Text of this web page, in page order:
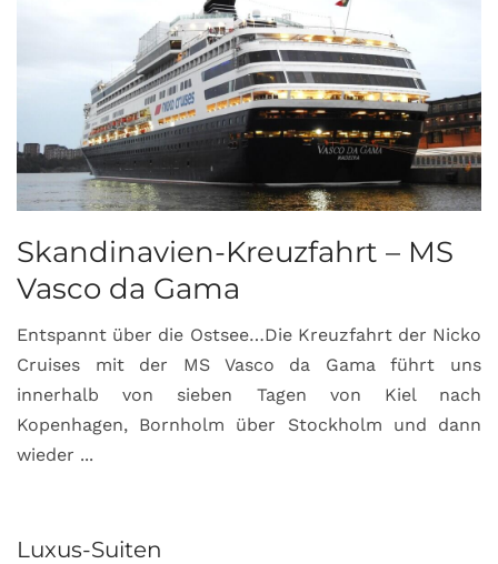
Skandinavien-Kreuzfahrt – MS
Vasco da Gama
Entspannt über die Ostsee…Die Kreuzfahrt der Nicko
Cruises mit der MS Vasco da Gama führt uns
innerhalb von sieben Tagen von Kiel nach
Kopenhagen, Bornholm über Stockholm und dann
wieder ...
Luxus-Suiten